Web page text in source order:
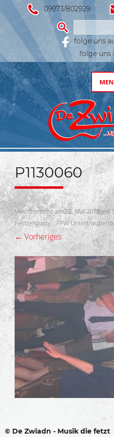
09973/802929
Suchen
nach:
folge uns
folge uns
De
Zwiadn
P1130060
Veröffentlicht am22. Mai 2018mit
Festzeltparty… FFW
← Vorheriges
© De Zwiadn - Musik die fetzt